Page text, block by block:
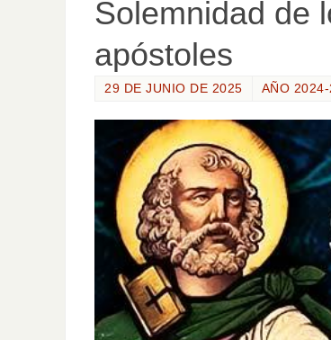
Solemnidad de
apóstoles
29 DE JUNIO DE 2025 AÑO